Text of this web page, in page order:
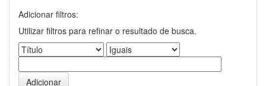
Adicionar filtros:
Utilizar filtros para refinar o resultado de busca.